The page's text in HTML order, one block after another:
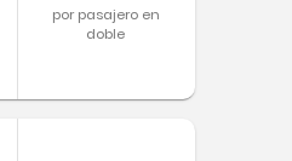
por pasajero en
doble